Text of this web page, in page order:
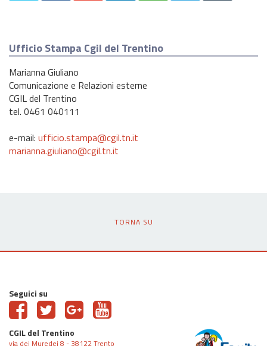
Ufficio Stampa Cgil del Trentino
Marianna Giuliano
Comunicazione e Relazioni esterne
CGIL del Trentino
tel. 0461 040111
e-mail: ufficio.stampa@cgil.tn.it
marianna.giuliano@cgil.tn.it
TORNA SU
Seguici su
CGIL del Trentino
via dei Muredei 8 - 38122 Trento